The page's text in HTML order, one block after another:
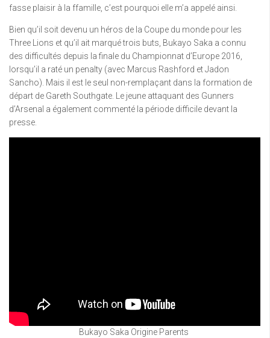
fasse plaisir à la ffamille, c’est pourquoi elle m’a appelé ainsi.
Bien qu’il soit devenu un héros de la Coupe du monde pour les
Three Lions et qu’il ait marqué trois buts, Bukayo Saka a connu
des difficultés depuis la finale du Championnat d’Europe 2016,
lorsqu’il a raté un penalty (avec Marcus Rashford et Jadon
Sancho). Mais il est le seul non-remplaçant dans la formation de
départ de Gareth Southgate. Le jeune attaquant des Gunners
d’Arsenal a également commenté la période difficile devant la
presse.
Bukayo Saka Origine Parents